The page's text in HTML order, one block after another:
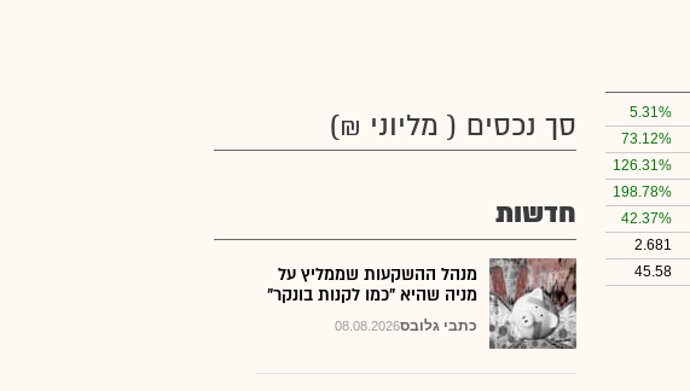
5.31%
73.12%
126.31%
198.78%
42.37%
2.681
45.58
סך נכסים ( מליוני ₪)
חדשות
מנהל ההשקעות שממליץ על
מניה שהיא "כמו לקנות בונקר"
08.08.2026כתבי גלובס